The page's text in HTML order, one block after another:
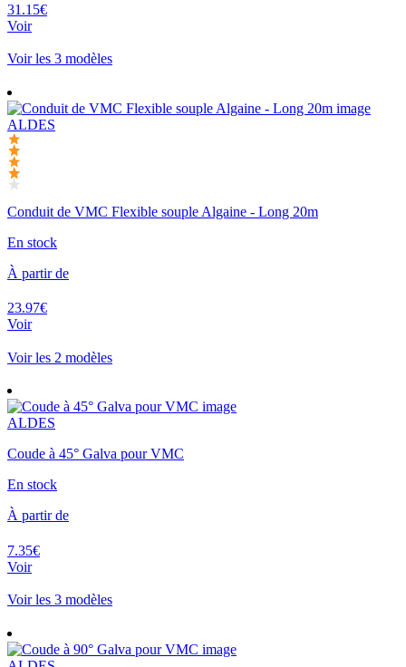
31.15€
Voir
Voir les 3 modèles
ALDES
Conduit de VMC Flexible souple Algaine - Long 20m
En stock
À partir de
23.97€
Voir
Voir les 2 modèles
ALDES
Coude à 45° Galva pour VMC
En stock
À partir de
7.35€
Voir
Voir les 3 modèles